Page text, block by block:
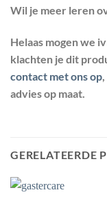
Wil je meer leren
Helaas mogen we
klachten je dit
contact met ons op
advies op maat.
GERELATEERDE